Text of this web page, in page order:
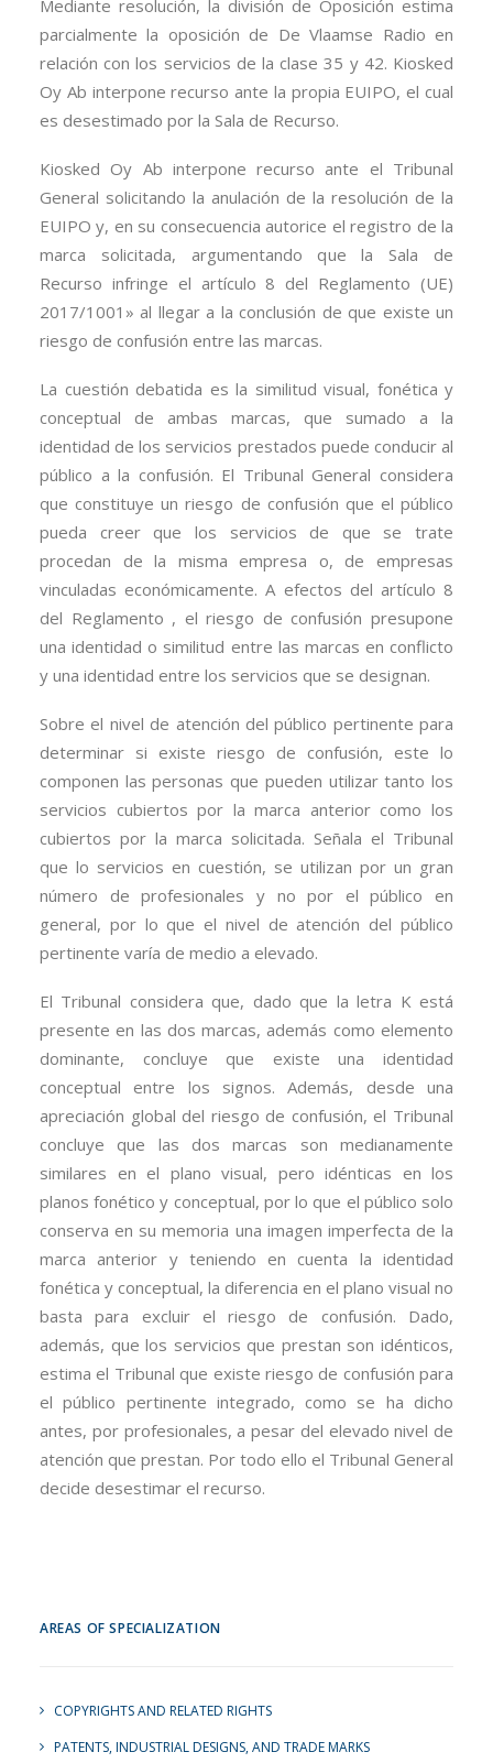
Mediante resolución, la división de Oposición estima
parcialmente la oposición de De Vlaamse Radio en
relación con los servicios de la clase 35 y 42. Kiosked
Oy Ab interpone recurso ante la propia EUIPO, el cual
es desestimado por la Sala de Recurso.
Kiosked Oy Ab interpone recurso ante el Tribunal
General solicitando la anulación de la resolución de la
EUIPO y, en su consecuencia autorice el registro de la
marca solicitada, argumentando que la Sala de
Recurso infringe el artículo 8 del Reglamento (UE)
2017/1001» al llegar a la conclusión de que existe un
riesgo de confusión entre las marcas.
La cuestión debatida es la similitud visual, fonética y
conceptual de ambas marcas, que sumado a la
identidad de los servicios prestados puede conducir al
público a la confusión. El Tribunal General considera
que constituye un riesgo de confusión que el público
pueda creer que los servicios de que se trate
procedan de la misma empresa o, de empresas
vinculadas económicamente. A efectos del artículo 8
del Reglamento , el riesgo de confusión presupone
una identidad o similitud entre las marcas en conflicto
y una identidad entre los servicios que se designan.
Sobre el nivel de atención del público pertinente para
determinar si existe riesgo de confusión, este lo
componen las personas que pueden utilizar tanto los
servicios cubiertos por la marca anterior como los
cubiertos por la marca solicitada. Señala el Tribunal
que lo servicios en cuestión, se utilizan por un gran
número de profesionales y no por el público en
general, por lo que el nivel de atención del público
pertinente varía de medio a elevado.
El Tribunal considera que, dado que la letra K está
presente en las dos marcas, además como elemento
dominante, concluye que existe una identidad
conceptual entre los signos. Además, desde una
apreciación global del riesgo de confusión, el Tribunal
concluye que las dos marcas son medianamente
similares en el plano visual, pero idénticas en los
planos fonético y conceptual, por lo que el público solo
conserva en su memoria una imagen imperfecta de la
marca anterior y teniendo en cuenta la identidad
fonética y conceptual, la diferencia en el plano visual no
basta para excluir el riesgo de confusión. Dado,
además, que los servicios que prestan son idénticos,
estima el Tribunal que existe riesgo de confusión para
el público pertinente integrado, como se ha dicho
antes, por profesionales, a pesar del elevado nivel de
atención que prestan. Por todo ello el Tribunal General
decide desestimar el recurso.
AREAS OF SPECIALIZATION
COPYRIGHTS AND RELATED RIGHTS
PATENTS, INDUSTRIAL DESIGNS, AND TRADE MARKS